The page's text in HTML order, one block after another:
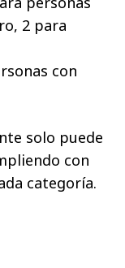
2 para
con
solo puede
con
categoría.